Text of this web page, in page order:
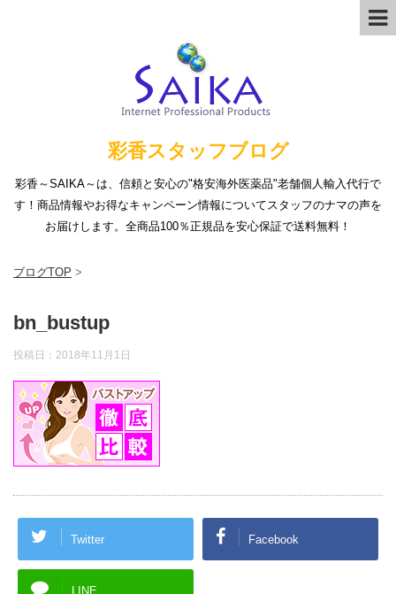
彩香スタッフブログ
彩香～SAIKA～は、信頼と安心の"格安海外医薬品"老舗個人輸入代行で
す！商品情報やお得なキャンペーン情報についてスタッフのナマの声を
お届けします。全商品100％正規品を安心保証で送料無料！
ブログTOP >
bn_bustup
投稿日： 2018年11月1日
Twitter Facebook
LINE